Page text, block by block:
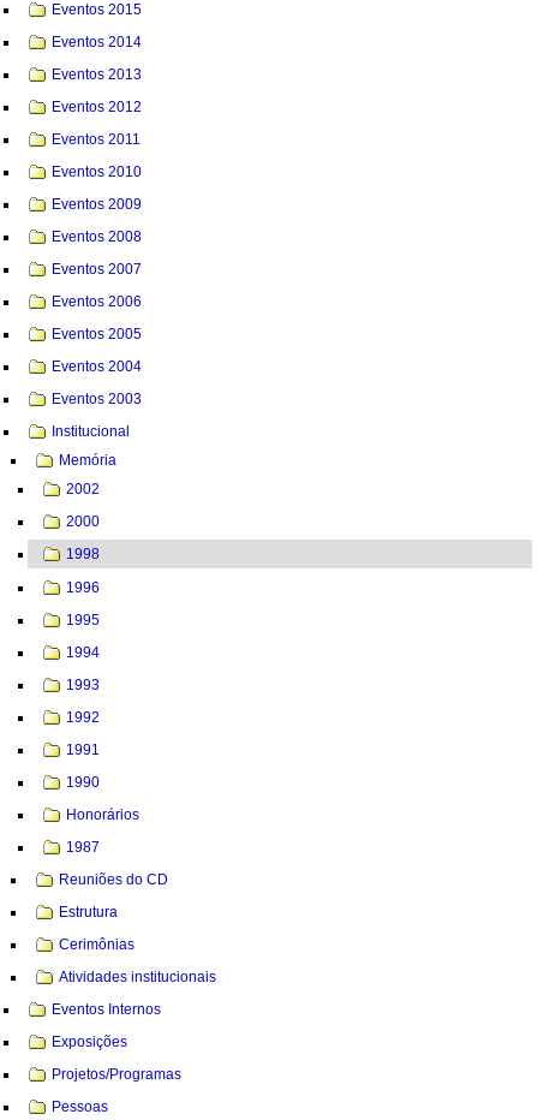
Eventos 2015
Eventos 2014
Eventos 2013
Eventos 2012
Eventos 2011
Eventos 2010
Eventos 2009
Eventos 2008
Eventos 2007
Eventos 2006
Eventos 2005
Eventos 2004
Eventos 2003
Institucional
Memória
2002
2000
1998
1996
1995
1994
1993
1992
1991
1990
Honorários
1987
Reuniões do CD
Estrutura
Cerimônias
Atividades institucionais
Eventos Internos
Exposições
Projetos/Programas
Pessoas